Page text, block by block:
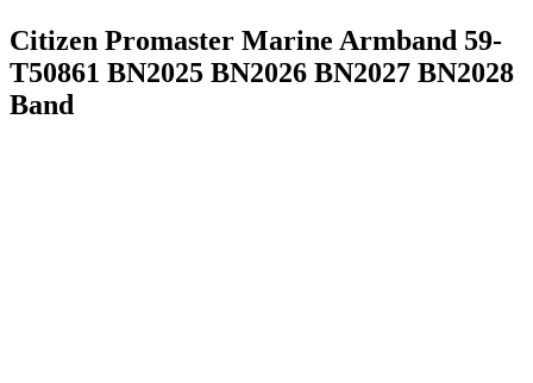
Citizen Promaster Marine Armband 59-
T50861 BN2025 BN2026 BN2027 BN2028
Band